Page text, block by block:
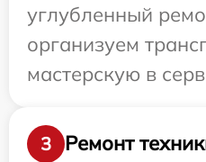
углубленный
организуем
мастерскую в
3
Ремонт